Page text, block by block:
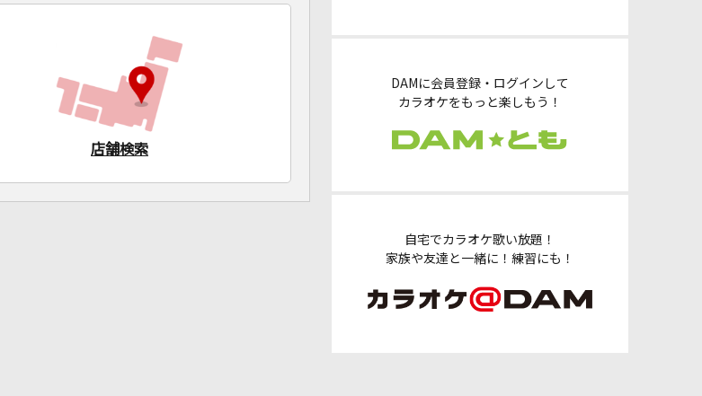
DAMに会員登録・ログインして
カラオケをもっと楽しもう！
自宅でカラオケ歌い放題！
家族や友達と一緒に！練習にも！
店舗検索